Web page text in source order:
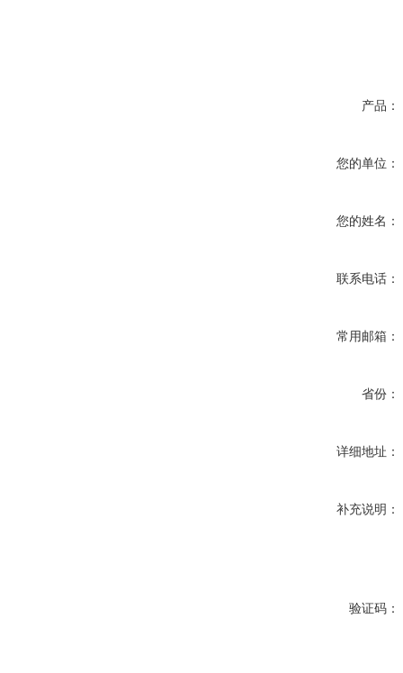
产品：
您的单位：
您的姓名：
联系电话：
常用邮箱：
省份：
详细地址：
补充说明：
验证码：